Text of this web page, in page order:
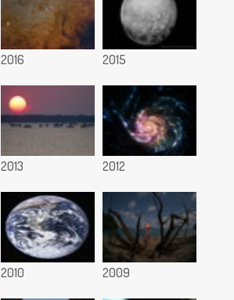
2016 2015
2013 2012
2010 2009